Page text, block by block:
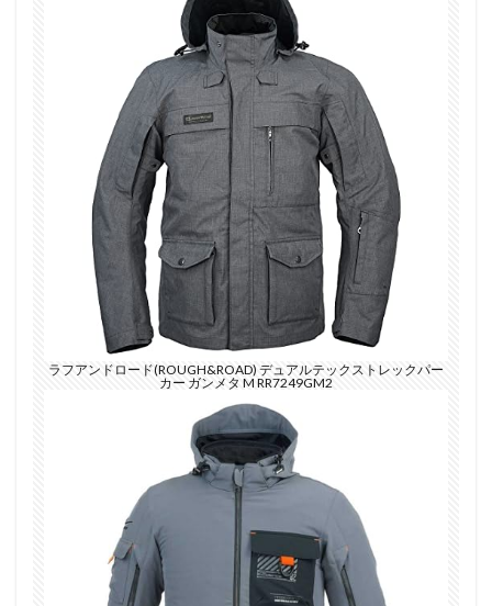
ラフアンドロード(ROUGH&ROAD) デュアルテックストレックパー
カー ガンメタ M RR7249GM2